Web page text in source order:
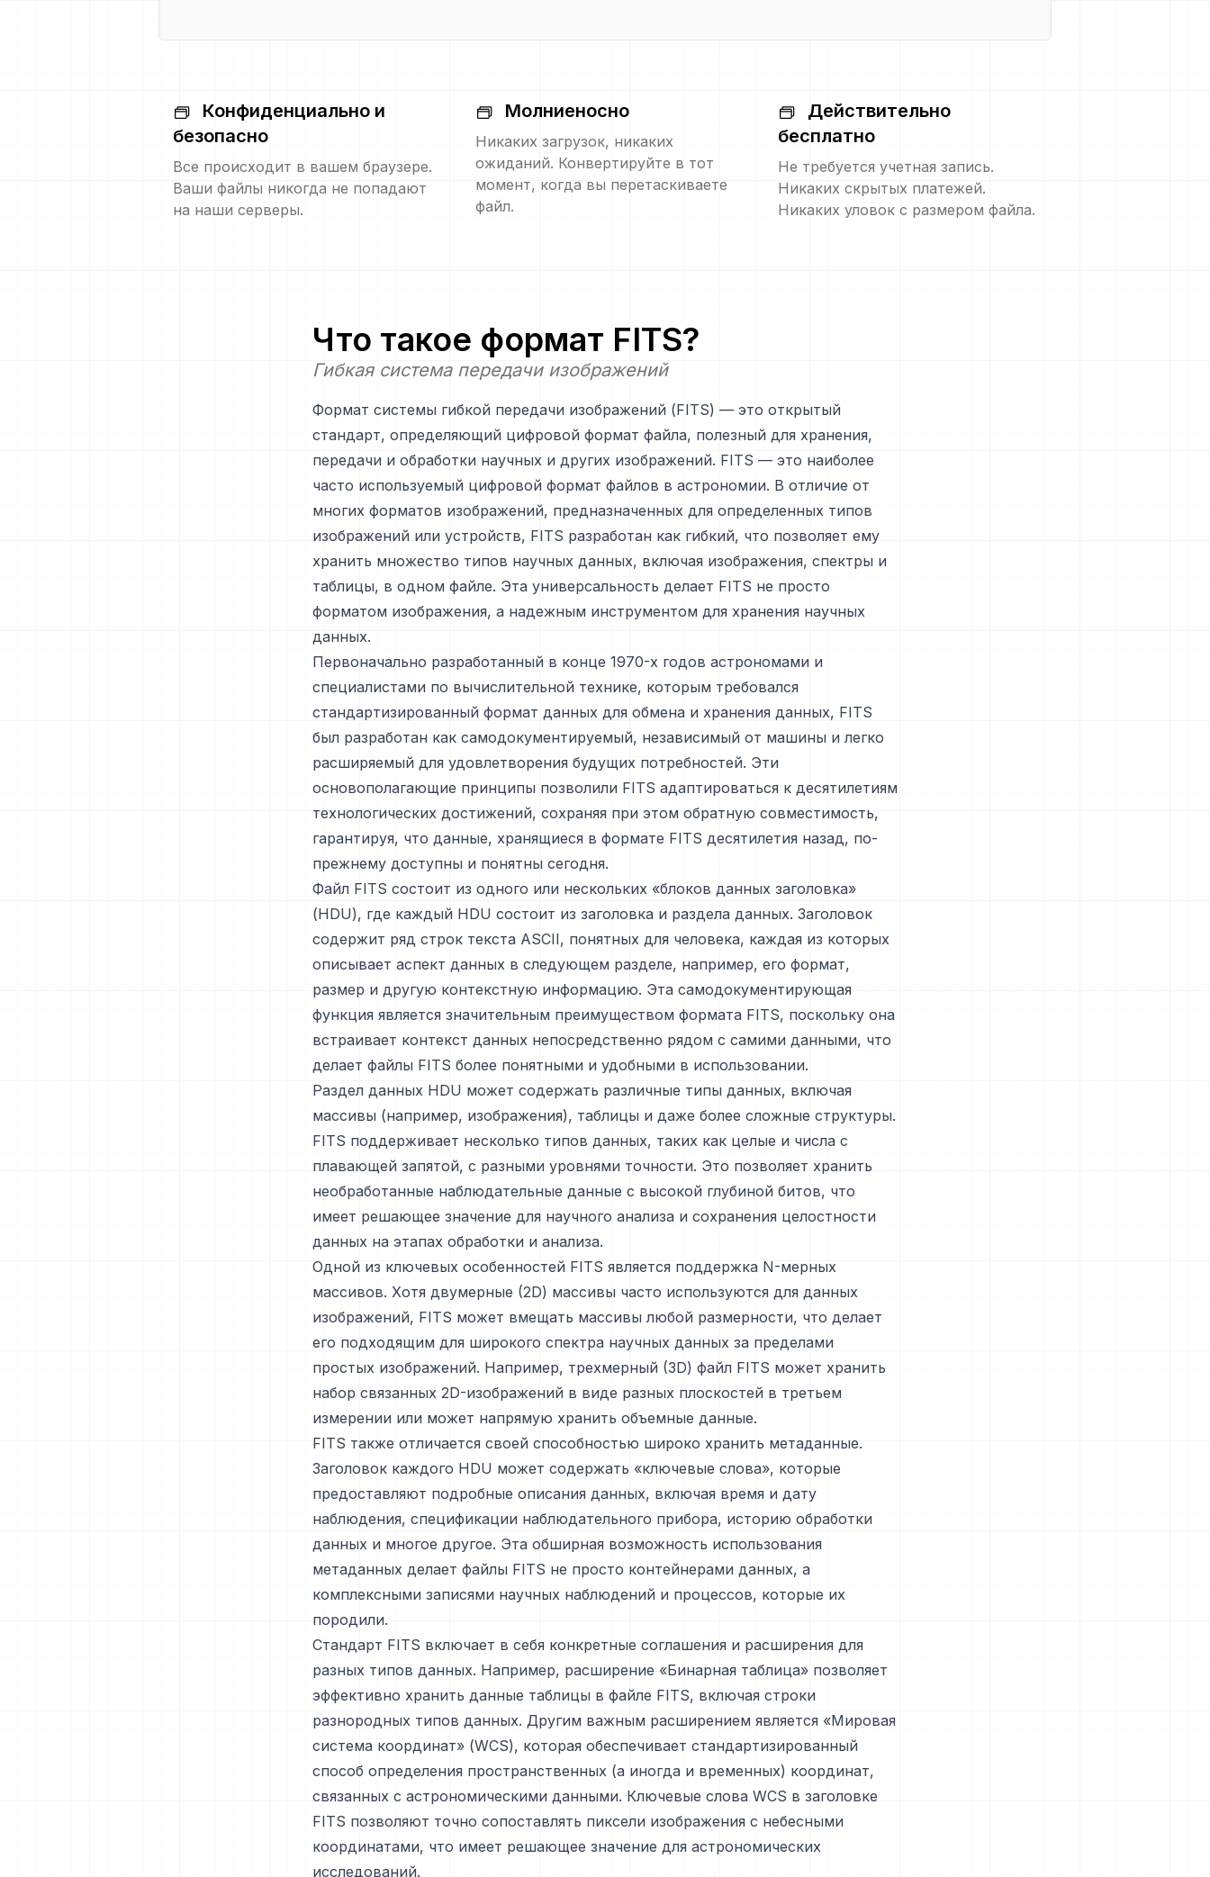
Конфиденциально и
безопасно
Все происходит в вашем браузере.
Ваши файлы никогда не попадают
на наши серверы.
Молниеносно
Никаких загрузок, никаких
ожиданий. Конвертируйте в тот
момент, когда вы перетаскиваете
файл.
Действительно
бесплатно
Не требуется учетная запись.
Никаких скрытых платежей.
Никаких уловок с размером файла.
Что такое формат FITS?
Гибкая система передачи изображений
Формат системы гибкой передачи изображений (FITS) — это открытый
стандарт, определяющий цифровой формат файла, полезный для хранения,
передачи и обработки научных и других изображений. FITS — это наиболее
часто используемый цифровой формат файлов в астрономии. В отличие от
многих форматов изображений, предназначенных для определенных типов
изображений или устройств, FITS разработан как гибкий, что позволяет ему
хранить множество типов научных данных, включая изображения, спектры и
таблицы, в одном файле. Эта универсальность делает FITS не просто
форматом изображения, а надежным инструментом для хранения научных
данных.
Первоначально разработанный в конце 1970-х годов астрономами и
специалистами по вычислительной технике, которым требовался
стандартизированный формат данных для обмена и хранения данных, FITS
был разработан как самодокументируемый, независимый от машины и легко
расширяемый для удовлетворения будущих потребностей. Эти
основополагающие принципы позволили FITS адаптироваться к десятилетиям
технологических достижений, сохраняя при этом обратную совместимость,
гарантируя, что данные, хранящиеся в формате FITS десятилетия назад, по-
прежнему доступны и понятны сегодня.
Файл FITS состоит из одного или нескольких «блоков данных заголовка»
(HDU), где каждый HDU состоит из заголовка и раздела данных. Заголовок
содержит ряд строк текста ASCII, понятных для человека, каждая из которых
описывает аспект данных в следующем разделе, например, его формат,
размер и другую контекстную информацию. Эта самодокументирующая
функция является значительным преимуществом формата FITS, поскольку она
встраивает контекст данных непосредственно рядом с самими данными, что
делает файлы FITS более понятными и удобными в использовании.
Раздел данных HDU может содержать различные типы данных, включая
массивы (например, изображения), таблицы и даже более сложные структуры.
FITS поддерживает несколько типов данных, таких как целые и числа с
плавающей запятой, с разными уровнями точности. Это позволяет хранить
необработанные наблюдательные данные с высокой глубиной битов, что
имеет решающее значение для научного анализа и сохранения целостности
данных на этапах обработки и анализа.
Одной из ключевых особенностей FITS является поддержка N-мерных
массивов. Хотя двумерные (2D) массивы часто используются для данных
изображений, FITS может вмещать массивы любой размерности, что делает
его подходящим для широкого спектра научных данных за пределами
простых изображений. Например, трехмерный (3D) файл FITS может хранить
набор связанных 2D-изображений в виде разных плоскостей в третьем
измерении или может напрямую хранить объемные данные.
FITS также отличается своей способностью широко хранить метаданные.
Заголовок каждого HDU может содержать «ключевые слова», которые
предоставляют подробные описания данных, включая время и дату
наблюдения, спецификации наблюдательного прибора, историю обработки
данных и многое другое. Эта обширная возможность использования
метаданных делает файлы FITS не просто контейнерами данных, а
комплексными записями научных наблюдений и процессов, которые их
породили.
Стандарт FITS включает в себя конкретные соглашения и расширения для
разных типов данных. Например, расширение «Бинарная таблица» позволяет
эффективно хранить данные таблицы в файле FITS, включая строки
разнородных типов данных. Другим важным расширением является «Мировая
система координат» (WCS), которая обеспечивает стандартизированный
способ определения пространственных (а иногда и временных) координат,
связанных с астрономическими данными. Ключевые слова WCS в заголовке
FITS позволяют точно сопоставлять пиксели изображения с небесными
координатами, что имеет решающее значение для астрономических
исследований.